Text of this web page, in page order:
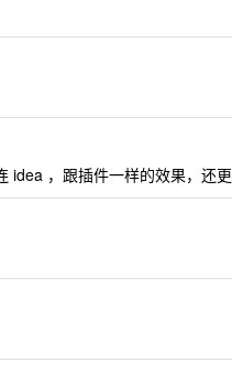
idea ，跟插件一样的效果，还